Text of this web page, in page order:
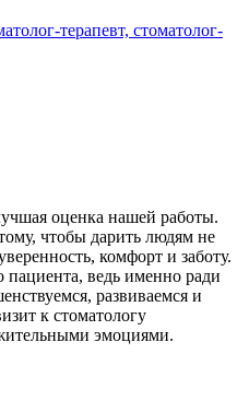
терапевт, стоматолог-
оценка нашей работы.
чтобы дарить людям не
комфорт и заботу.
ведь именно ради
развиваемся и
к стоматологу
эмоциями.